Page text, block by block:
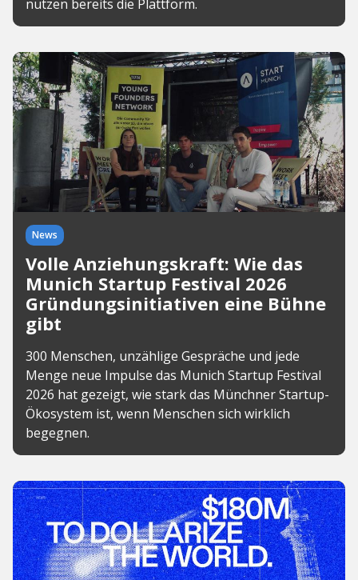
nutzen bereits die Plattform.
News
Volle Anziehungskraft: Wie das
Munich Startup Festival 2026
Gründungsinitiativen eine Bühne
gibt
300 Menschen, unzählige Gespräche und jede
Menge neue Impulse das Munich Startup Festival
2026 hat gezeigt, wie stark das Münchner Startup-
Ökosystem ist, wenn Menschen sich wirklich
begegnen.